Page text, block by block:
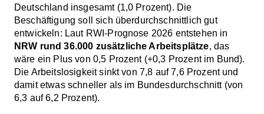
Deutschland insgesamt (1,0 Prozent). Die
Beschäftigung soll sich überdurchschnittlich gut
entwickeln: Laut RWI-Prognose 2026 entstehen in
NRW rund 36.000 zusätzliche Arbeitsplätze, das
wäre ein Plus von 0,5 Prozent (+0,3 Prozent im Bund).
Die Arbeitslosigkeit sinkt von 7,8 auf 7,6 Prozent und
damit etwas schneller als im Bundesdurchschnitt (von
6,3 auf 6,2 Prozent).